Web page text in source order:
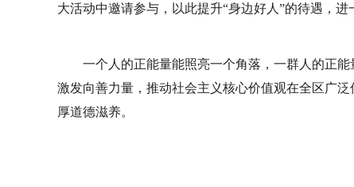
大活动中邀请参与，以此提升“身边好人”的待遇，进
一个人的正能量能照亮一个角落，一群人的正
激发向善力量，推动社会主义核心价值观在全区广
厚道德滋养。